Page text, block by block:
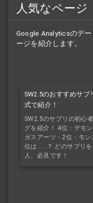
人気なページ
Google Analyticsのデ
ージを紹介します。
SW2.5のおすすめサ
式で紹介！
SW2.5のサプリの初心
グを紹介！ 4位：デモ
ガスアーツ・2位：モン
位は……？ どのサプリ
人、必見です！